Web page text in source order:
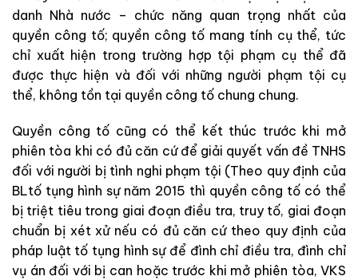
danh Nhà nước – chức năng quan trọng nhất của
quyền công tố; quyền công tố mang tính cụ thể, tức
chỉ xuất hiện trong trường hợp tội phạm cụ thể đã
được thực hiện và đốivới những người phạm tội cụ
thể, không tồn tại quyền công tố chung chung.
Quyền công tố cũng có thể kết thúc trước khi mở
phiên tòa khi có đủ căn cứ để giải quyết vấn đề TNHS
đối với người bị tình nghi phạm tội (Theo quy định của
BLtố tụng hình sự năm 2015 thì quyền công tố có thể
bị triệt tiêu trong giai đoạn điều tra, truy tố, giai đoạn
chuẩn bị xétxử nếu có đủ căn cứ theo quy định của
pháp luật tố tụng hình sự để đình chỉ điều tra, đình chỉ
vụ án đối với bị can hoặc trước khi mở phiên tòa,VKS